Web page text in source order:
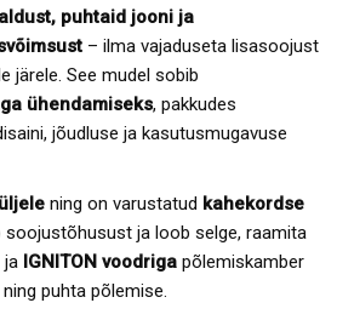
puhtaid jooni ja
– ilma vajaduseta lisasoojust
järele. See mudel sobib
ühendamiseks, pakkudes
jõudluse ja kasutusmugavuse
ning on varustatud kahekordse
soojustõhusust ja loob selge, raamita
ja IGNITON voodriga põlemiskamber
puhta põlemise.